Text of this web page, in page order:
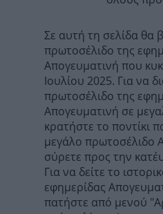
Σε αυτή τη σελίδα θα
πρωτοσέλιδο της
Απογευματινή που
Ιουλίου 2025. Για να
πρωτοσέλιδο της
Απογευματινή σε
κρατήστε το ποντίκι
μεγάλο πρωτοσέλιδο
σύρετε προς την
Για να δείτε το
εφημερίδας
πατήστε από μενού